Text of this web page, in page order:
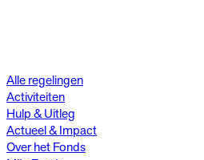
Alle regelingen
Activiteiten
Hulp & Uitleg
Actueel & Impact
Over het Fonds